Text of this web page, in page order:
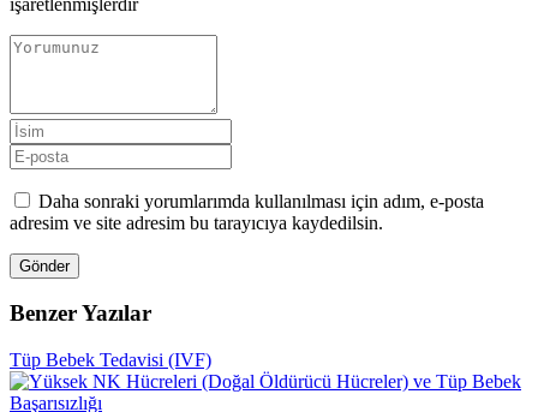
Daha sonraki yorumlarımda kullanılması için adım, e-posta
adresim ve site adresim bu tarayıcıya kaydedilsin.
Gönder
Benzer Yazılar
Tüp Bebek Tedavisi (IVF)